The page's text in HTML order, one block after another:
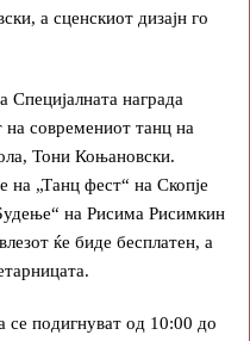
а сценскиот дизајн го
Специјалната награда
современиот танц на
Тони Коњановски.
на „Танц фест“ на Скопје
на Рисима Рисимкин
ќе биде бесплатен, а
се подигнуват од 10:00 до